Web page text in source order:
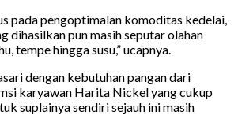
pada pengoptimalan komoditas kedelai,
dihasilkan pun masih seputar olahan
tempe hingga susu,” ucapnya.
dengan kebutuhan pangan dari
karyawan Harita Nickel yang cukup
suplainya sendiri sejauh ini masih